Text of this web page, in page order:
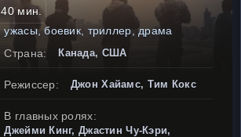
40 мин.
ужасы, боевик, триллер, драма
Страна:
Канада, США
Режиссер: Джон Хайамс, Тим Кокс
В главных ролях:
Джейми Кинг, Джастин Чу-Кэри,